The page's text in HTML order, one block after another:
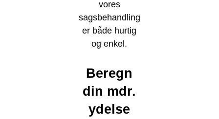
vores
sagsbehandling
er både hurtig
og enkel.
Beregn
din mdr.
ydelse